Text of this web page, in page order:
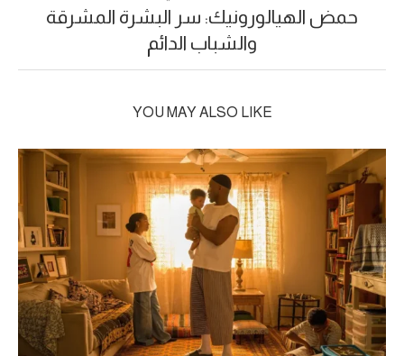
حمض الهيالورونيك: سر البشرة المشرقة
والشباب الدائم
YOU MAY ALSO LIKE